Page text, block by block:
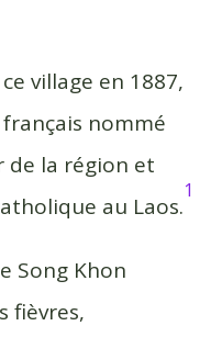
village en 1887,
français nommé
de la région et
au Laos.
1
Song Khon
fièvres,